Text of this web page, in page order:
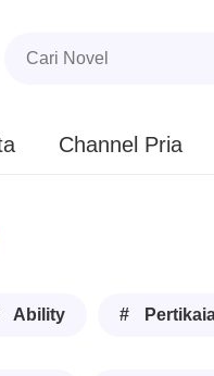
Channel Pria
Ability #